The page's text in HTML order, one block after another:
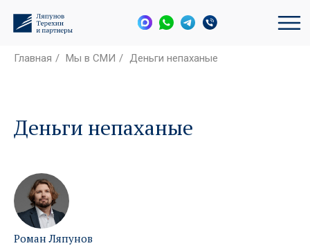
Главная / Мы в СМИ / Деньги непаханые
Деньги непаханые
Роман Ляпунов